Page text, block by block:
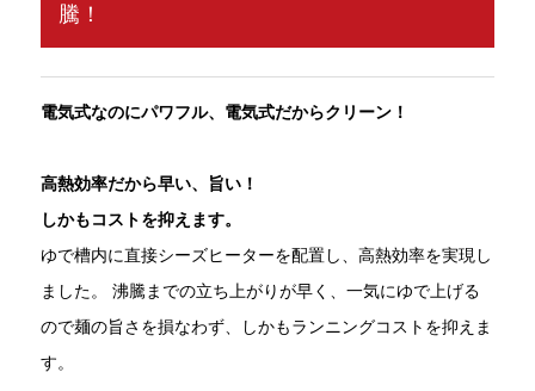
騰！
電気式なのにパワフル、電気式だからクリーン！
高熱効率だから早い、旨い！
しかもコストを抑えます。
ゆで槽内に直接シーズヒーターを配置し、高熱効率を実現し
ました。 沸騰までの立ち上がりが早く、一気にゆで上げる
ので麺の旨さを損なわず、しかもランニングコストを抑えま
す。